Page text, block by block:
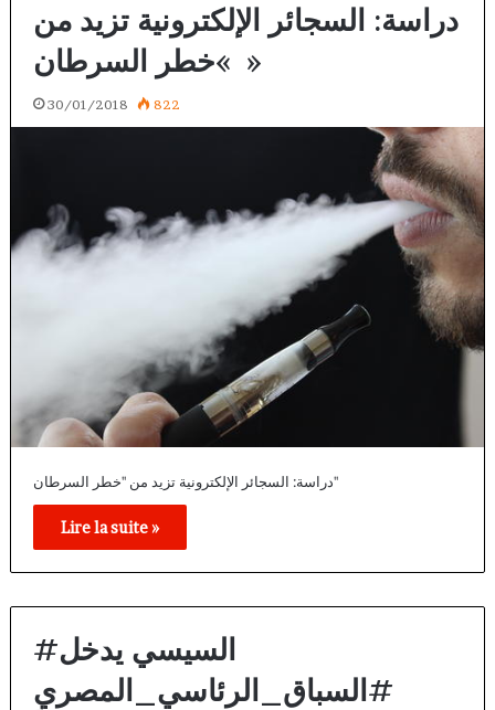
دراسة: السجائر الإلكترونية تزيد من
»خطر السرطان »
30/01/2018 822
دراسة: السجائر الإلكترونية تزيد من ''خطر السرطان''
Lire la suite »
#السيسي يدخل
#السباق_الرئاسي_المصري